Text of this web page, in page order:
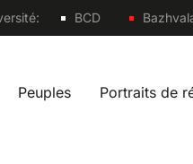
Sites
BCD
fr
Peuples Portraits de